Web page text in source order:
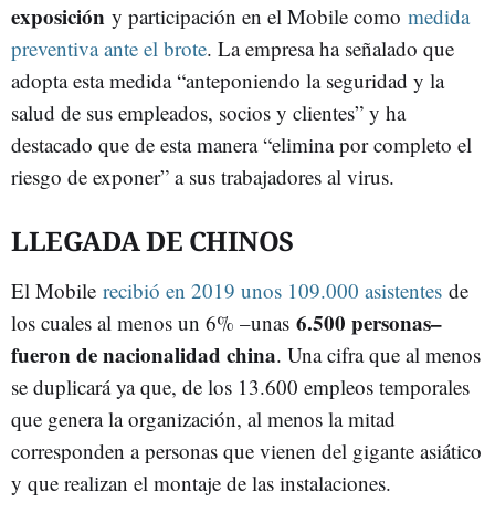
exposición y participación en el Mobile como medida
preventiva ante el brote. La empresa ha señalado que
adopta esta medida “anteponiendo la seguridad y la
salud de sus empleados, socios y clientes” y ha
destacado que de esta manera “elimina por completo el
riesgo de exponer” a sus trabajadores al virus.
LLEGADA DE CHINOS
El Mobile recibió en 2019 unos 109.000 asistentes de
los cuales al menos un 6% –unas 6.500 personas–
fueron de nacionalidad china. Una cifra que al menos
se duplicará ya que, de los 13.600 empleos temporales
que genera la organización, al menos la mitad
corresponden a personas que vienen del gigante asiático
y que realizan el montaje de las instalaciones.